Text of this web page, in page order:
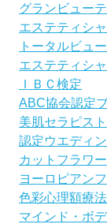
グランビュー
エステティシ
トータルビュ
エステティシ
ＩＢＣ検定
ABC協会認定
美肌セラピスト
認定ウエディ
カットフラワ
ヨーロピアン
色彩心理額療
マインド・ボ